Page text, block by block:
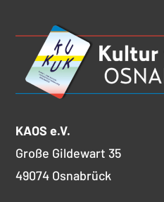
KAOS e.V.
Große Gildewart 35
49074 Osnabrück